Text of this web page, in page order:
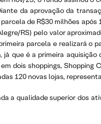
da aprovação da
de R$30 milhões
RS) pelo valor
parcela e realizará o
que é a primeira
dois shoppings,
120 novas lojas,
a qualidade superior dos